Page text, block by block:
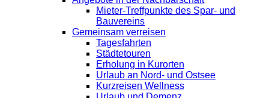
Mieter-Treffpunkte des Spar- und
Bauvereins
Gemeinsam verreisen
Tagesfahrten
Städtetouren
Erholung in Kurorten
Urlaub an Nord- und Ostsee
Kurzreisen Wellness